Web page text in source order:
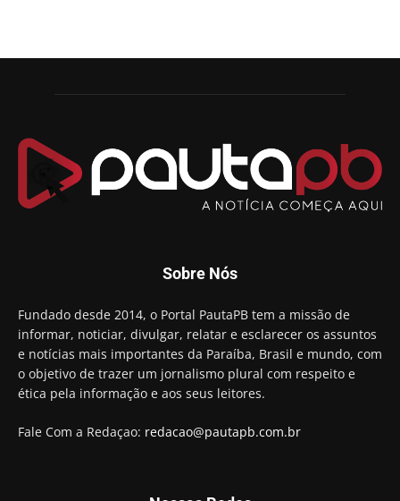
Sobre Nós
Fundado desde 2014, o Portal PautaPB tem a missão de
informar, noticiar, divulgar, relatar e esclarecer os assuntos
e notícias mais importantes da Paraíba, Brasil e mundo, com
o objetivo de trazer um jornalismo plural com respeito e
ética pela informação e aos seus leitores.
Fale Com a Redaçao: redacao@pautapb.com.br